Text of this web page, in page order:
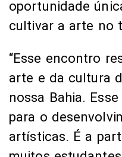
oportunidade
cultivar a arte no
“Esse encontro
arte e da cultura
nossa Bahia.
para o
artísticas. É a